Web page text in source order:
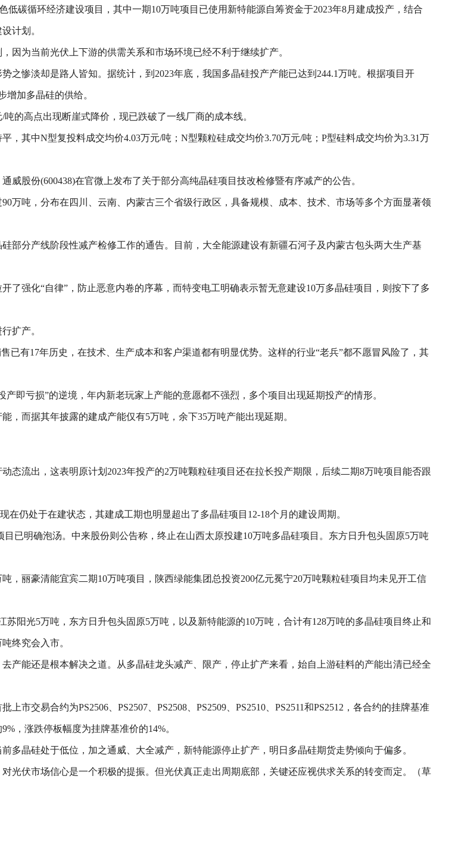
碳循环经济建设项目，其中一期10万吨项目已使用新特能源自筹资金于2023年8月建成投产，结合
计划。
因为当前光伏上下游的供需关系和市场环境已经不利于继续扩产。
之惨淡却是路人皆知。据统计，到2023年底，我国多晶硅投产产能已达到244.1万吨。根据项目开
增加多晶硅的供给。
的高点出现断崖式降价，现已跌破了一线厂商的成本线。
，其中N型复投料成交均价4.03万元/吨；N型颗粒硅成交均价3.70万元/吨；P型硅料成交均价为3.31万
威股份(600438)在官微上发布了关于部分高纯晶硅项目技改检修暨有序减产的公告。
万吨，分布在四川、云南、内蒙古三个省级行政区，具备规模、成本、技术、市场等多个方面显著领
部分产线阶段性减产检修工作的通告。目前，大全能源建设有新疆石河子及内蒙古包头两大生产基
了强化“自律”，防止恶意内卷的序幕，而特变电工明确表示暂无意建设10万多晶硅项目，则按下了多
扩产。
已有17年历史，在技术、生产成本和客户渠道都有明显优势。这样的行业“老兵”都不愿冒风险了，其
即亏损”的逆境，年内新老玩家上产能的意愿都不强烈，多个项目出现延期投产的情形。
，而据其年披露的建成产能仅有5万吨，余下35万吨产能出现延期。
态流出，这表明原计划2023年投产的2万吨颗粒硅项目还在拉长投产期限，后续二期8万吨项目能否跟
仍处于在建状态，其建成工期也明显超出了多晶硅项目12-18个月的建设周期。
已明确泡汤。中来股份则公告称，终止在山西太原投建10万吨多晶硅项目。东方日升包头固原5万吨
，丽豪清能宜宾二期10万吨项目，陕西绿能集团总投资200亿元冕宁20万吨颗粒硅项目均未见开工信
阳光5万吨，东方日升包头固原5万吨，以及新特能源的10万吨，合计有128万吨的多晶硅项目终止和
终究会入市。
产能还是根本解决之道。从多晶硅龙头减产、限产，停止扩产来看，始自上游硅料的产能出清已经全
市交易合约为PS2506、PS2507、PS2508、PS2509、PS2510、PS2511和PS2512，各合约的挂牌基准
，涨跌停板幅度为挂牌基准价的14%。
多晶硅处于低位，加之通威、大全减产，新特能源停止扩产，明日多晶硅期货走势倾向于偏多。
光伏市场信心是一个积极的提振。但光伏真正走出周期底部，关键还应视供求关系的转变而定。（草